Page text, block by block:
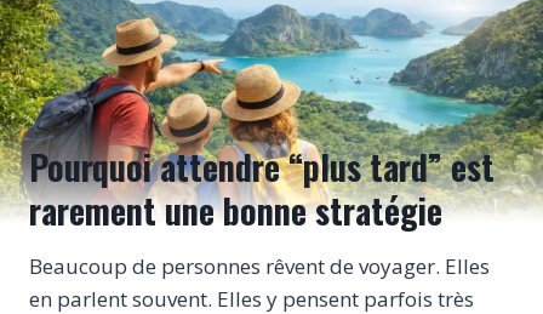
Pourquoi attendre “plus tard” est
rarement une bonne stratégie
Beaucoup de personnes rêvent de voyager. Elles
en parlent souvent. Elles y pensent parfois très